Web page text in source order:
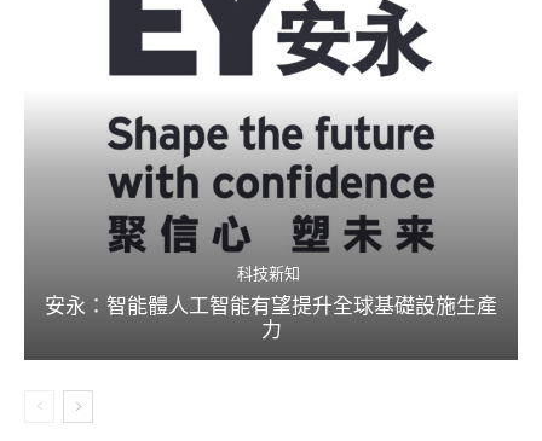
科技新知
安永：智能體人工智能有望提升全球基礎設施生產
力